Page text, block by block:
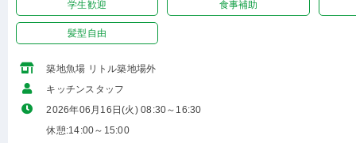
学生歓迎 食事補助
髪型自由
築地魚場 リトル築地場外
キッチンスタッフ
2026年06月16日(火) 08:30～16:30
休憩:14:00～15:00